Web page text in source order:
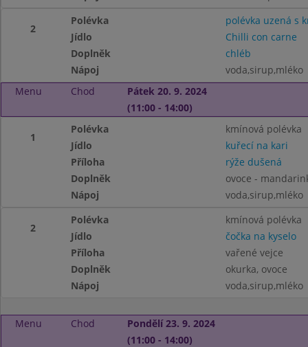
2
Polévka
polévka uzená s
Jídlo
Chilli con carne
Doplněk
chléb
Nápoj
voda,sirup,mléko
Menu
Chod
Pátek 20. 9. 2024
(11:00 - 14:00)
1
Polévka
kmínová polévka
Jídlo
kuřecí na kari
Příloha
rýže dušená
Doplněk
ovoce -
Nápoj
voda,sirup,mléko
2
Polévka
kmínová polévka
Jídlo
čočka na kyselo
Příloha
vařené vejce
Doplněk
okurka, ovoce
Nápoj
voda,sirup,mléko
Menu Chod
Pondělí 23. 9. 2024
(11:00 - 14:00)